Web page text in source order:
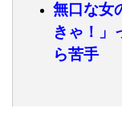
無口な女
きゃ！」
ら苦手